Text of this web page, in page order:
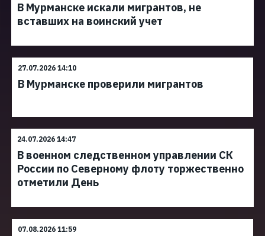
В Мурманске искали мигрантов, не
вставших на воинский учет
27.07.2026 14:10
В Мурманске проверили мигрантов
24.07.2026 14:47
В военном следственном управлении СК
России по Северному флоту торжественно
отметили День
07.08.2026 11:59